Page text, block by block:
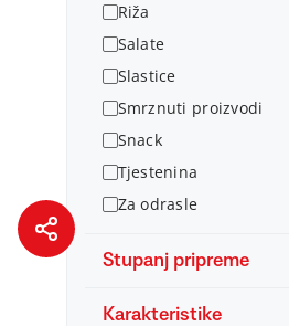
Riža
Salate
Slastice
Smrznuti proizvodi
Snack
Tjestenina
Za odrasle
Stupanj pripreme
Karakteristike